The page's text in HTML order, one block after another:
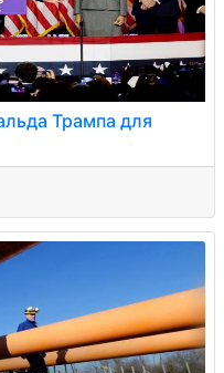
Трампа для